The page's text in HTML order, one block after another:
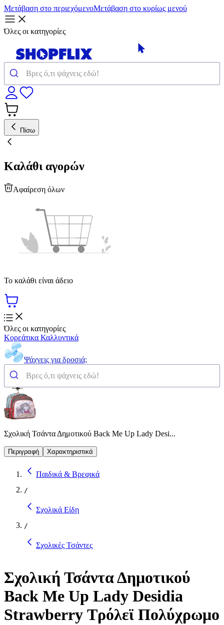
Μετάβαση στο περιεχόμενοΜετάβαση στο κυρίως μενού
Όλες οι κατηγορίες
Πίσω
Καλάθι αγορών
Αφαίρεση όλων
Το καλάθι είναι άδειο
Όλες οι κατηγορίες
Κορεάτικα Καλλυντικά
Ψάχνεις για δροσιά;
Σχολική Τσάντα Δημοτικού Back Me Up Lady Desi...
Περιγραφή Χαρακτηριστικά
Παιδικά & Βρεφικά
/
Σχολικά Είδη
/
Σχολικές Τσάντες
Σχολική Τσάντα Δημοτικού
Back Me Up Lady Desidia
Strawberry Τρόλεϊ Πολύχρωμο